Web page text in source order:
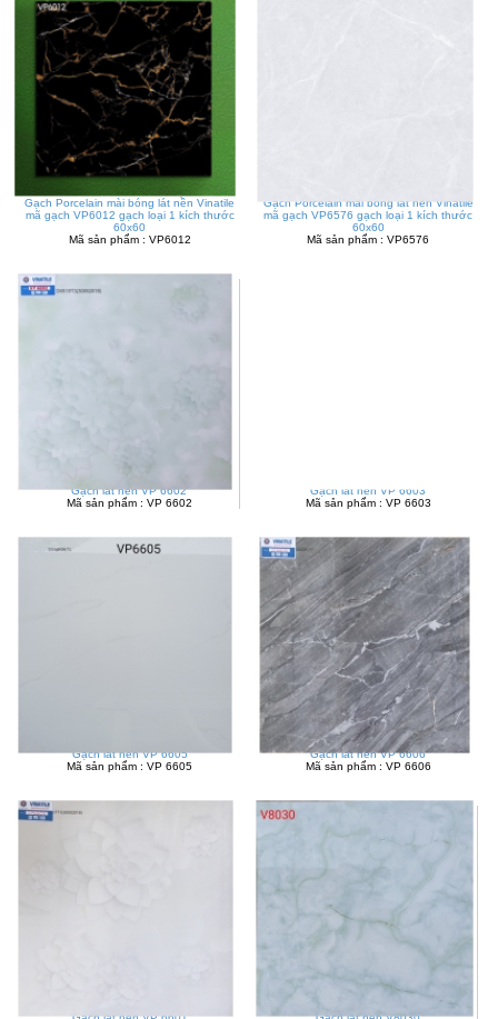
Gạch Porcelain mài bóng lát nền Vinatile
mã gạch VP6012 gạch loại 1 kích thước
60x60
Mã sản phẩm : VP6012
Gạch Porcelain mài bóng lát nền Vinatile
mã gạch VP6576 gạch loại 1 kích thước
60x60
Mã sản phẩm : VP6576
Gạch lát nền VP 6602
Mã sản phẩm : VP 6602
Gạch lát nền VP 6603
Mã sản phẩm : VP 6603
Gạch lát nền VP 6605
Mã sản phẩm : VP 6605
Gạch lát nền VP 6606
Mã sản phẩm : VP 6606